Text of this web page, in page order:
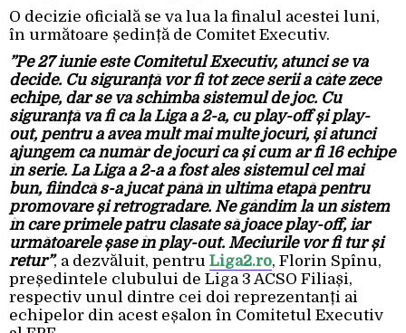
O decizie oficială se va lua la finalul acestei luni,
în următoare ședință de Comitet Executiv.
”Pe 27 iunie este Comitetul Executiv, atunci se va
decide. Cu siguranță vor fi tot zece serii a câte zece
echipe, dar se va schimba sistemul de joc. Cu
siguranță va fi ca la Liga a 2-a, cu play-off și play-
out, pentru a avea mult mai multe jocuri, și atunci
ajungem ca număr de jocuri ca și cum ar fi 16 echipe
în serie. La Liga a 2-a a fost ales sistemul cel mai
bun, fiindcă s-a jucat până în ultima etapă pentru
promovare și retrogradare. Ne gândim la un sistem
în care primele patru clasate să joace play-off, iar
următoarele șase în play-out. Meciurile vor fi tur și
retur”, a dezvăluit, pentru Liga2.ro, Florin Spînu,
președintele clubului de Liga 3 ACSO Filiași,
respectiv unul dintre cei doi reprezentanți ai
echipelor din acest eșalon în Comitetul Executiv